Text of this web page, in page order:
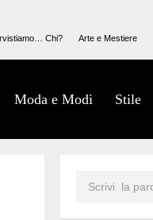
Chi? Arte e Mestiere
Moda e Modi Stile